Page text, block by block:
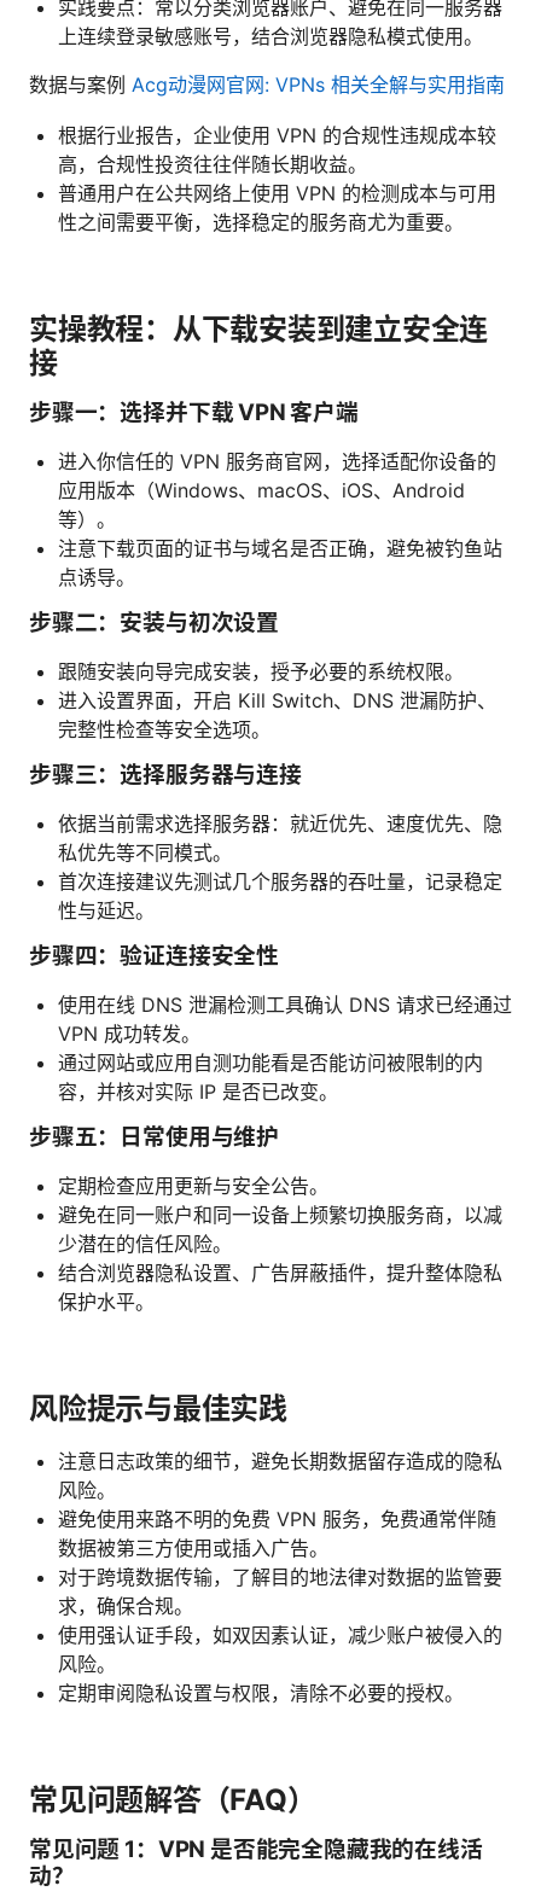
实践要点：常以分类浏览器账户、避免在同一服务器
上连续登录敏感账号，结合浏览器隐私模式使用。
数据与案例 Acg动漫网官网: VPNs 相关全解与实用指南
根据行业报告，企业使用 VPN 的合规性违规成本较
高，合规性投资往往伴随长期收益。
普通用户在公共网络上使用 VPN 的检测成本与可用
性之间需要平衡，选择稳定的服务商尤为重要。
实操教程：从下载安装到建立安全连
接
步骤一：选择并下载 VPN 客户端
进入你信任的 VPN 服务商官网，选择适配你设备的
应用版本（Windows、macOS、iOS、Android
等）。
注意下载页面的证书与域名是否正确，避免被钓鱼站
点诱导。
步骤二：安装与初次设置
跟随安装向导完成安装，授予必要的系统权限。
进入设置界面，开启 Kill Switch、DNS 泄漏防护、
完整性检查等安全选项。
步骤三：选择服务器与连接
依据当前需求选择服务器：就近优先、速度优先、隐
私优先等不同模式。
首次连接建议先测试几个服务器的吞吐量，记录稳定
性与延迟。
步骤四：验证连接安全性
使用在线 DNS 泄漏检测工具确认 DNS 请求已经通过
VPN 成功转发。
通过网站或应用自测功能看是否能访问被限制的内
容，并核对实际 IP 是否已改变。
步骤五：日常使用与维护
定期检查应用更新与安全公告。
避免在同一账户和同一设备上频繁切换服务商，以减
少潜在的信任风险。
结合浏览器隐私设置、广告屏蔽插件，提升整体隐私
保护水平。
风险提示与最佳实践
注意日志政策的细节，避免长期数据留存造成的隐私
风险。
避免使用来路不明的免费 VPN 服务，免费通常伴随
数据被第三方使用或插入广告。
对于跨境数据传输，了解目的地法律对数据的监管要
求，确保合规。
使用强认证手段，如双因素认证，减少账户被侵入的
风险。
定期审阅隐私设置与权限，清除不必要的授权。
常见问题解答（FAQ）
常见问题 1：VPN 是否能完全隐藏我的在线活
动？